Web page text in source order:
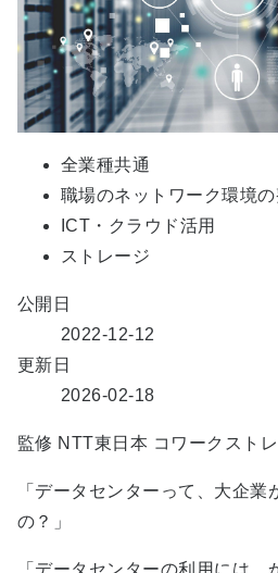
全業種共通
職場のネットワーク環境
ICT・クラウド活用
ストレージ
公開日
2022-12-12
更新日
2026-02-18
監修 NTT東日本 コワークスト
「データセンターって、大企
の？」